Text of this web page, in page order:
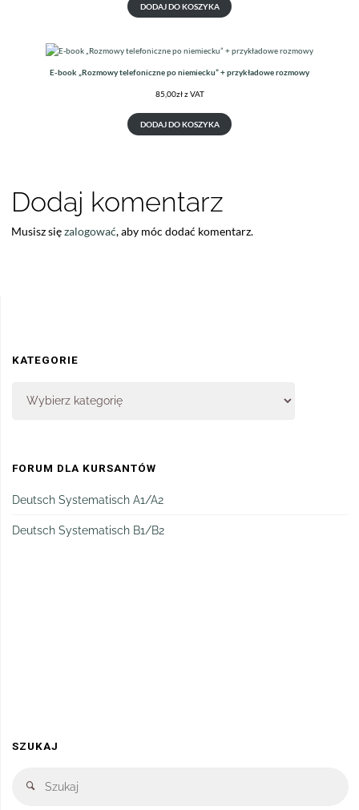
DODAJ DO KOSZYKA
E-book „Rozmowy telefoniczne po niemiecku” + przykładowe rozmowy
85,00zł z VAT
DODAJ DO KOSZYKA
Dodaj komentarz
Musisz sięzalogować, aby móc dodać komentarz.
KATEGORIE
FORUM DLA KURSANTÓW
Deutsch Systematisch A1/A2
Deutsch Systematisch B1/B2
SZUKAJ